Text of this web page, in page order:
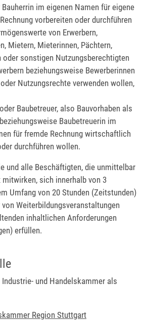
Bauherrin im eigenen Namen für eigene
vorbereiten oder durchführen
von Erwerbern,
Mietern, Mieterinnen, Pächtern,
oder sonstigen Nutzungsberechtigten
beziehungsweise Bewerberinnen
Nutzungsrechte verwenden wollen,
Baubetreuer, also Bauvorhaben als
Baubetreuerin im
für fremde Rechnung wirtschaftlich
durchführen wollen.
und alle Beschäftigten, die unmittelbar
sich innerhalb von 3
Umfang von 20 Stunden (Zeitstunden)
Weiterbildungsveranstaltungen
inhaltlichen Anforderungen
erfüllen.
und Handelskammer als
Region Stuttgart